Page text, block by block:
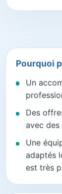
Pourquoi
Un
Des
avec
Une
adaptés
est très